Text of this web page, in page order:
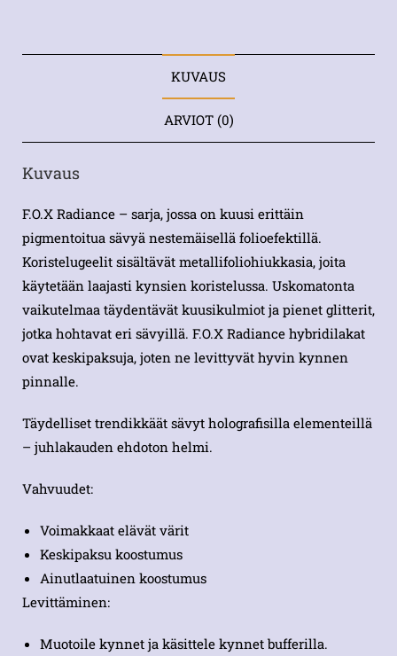
KUVAUS
ARVIOT (0)
Kuvaus
F.O.X Radiance – sarja, jossa on kuusi erittäin
pigmentoitua sävyä nestemäisellä folioefektillä.
Koristelugeelit sisältävät metallifoliohiukkasia, joita
käytetään laajasti kynsien koristelussa. Uskomatonta
vaikutelmaa täydentävät kuusikulmiot ja pienet glitterit,
jotka hohtavat eri sävyillä. F.O.X Radiance hybridilakat
ovat keskipaksuja, joten ne levittyvät hyvin kynnen
pinnalle.
Täydelliset trendikkäät sävyt holografisilla elementeillä
– juhlakauden ehdoton helmi.
Vahvuudet:
Voimakkaat elävät värit
Keskipaksu koostumus
Ainutlaatuinen koostumus
Levittäminen:
Muotoile kynnet ja käsittele kynnet bufferilla.